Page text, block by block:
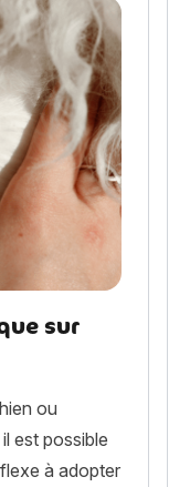
sur
ou
est possible
à adopter